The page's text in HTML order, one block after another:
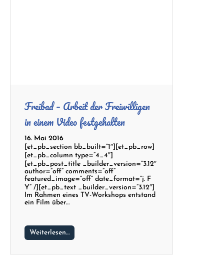
Freibad – Arbeit der Freiwilligen
in einem Video festgehalten
16. Mai 2016
[et_pb_section bb_built=“1″][et_pb_row]
[et_pb_column type=“4_4″]
[et_pb_post_title _builder_version=“3.12″
author=“off“ comments=“off“
featured_image=“off“ date_format=“j. F
Y“ /][et_pb_text _builder_version=“3.12″]
Im Rahmen eines TV-Workshops entstand
ein Film über…
Weiterlesen…